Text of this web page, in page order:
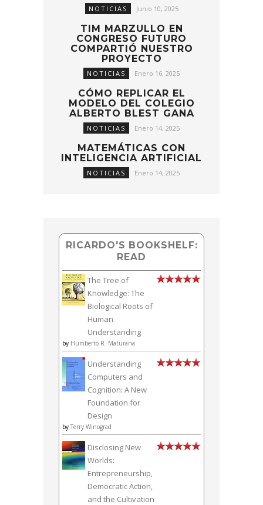
NOTICIAS Junio 10, 2025
TIM MARZULLO EN
CONGRESO FUTURO
COMPARTIÓ NUESTRO
PROYECTO
NOTICIAS Enero 16, 2025
CÓMO REPLICAR EL
MODELO DEL COLEGIO
ALBERTO BLEST GANA
NOTICIAS Enero 14, 2025
MATEMÁTICAS CON
INTELIGENCIA ARTIFICIAL
NOTICIAS Enero 14, 2025
RICARDO'S BOOKSHELF:
READ
The Tree of
Knowledge: The
Biological Roots of
Human
Understanding
by Humberto R. Maturana
Understanding
Computers and
Cognition: A New
Foundation for
Design
by Terry Winograd
Disclosing New
Worlds:
Entrepreneurship,
Democratic Action,
and the Cultivation